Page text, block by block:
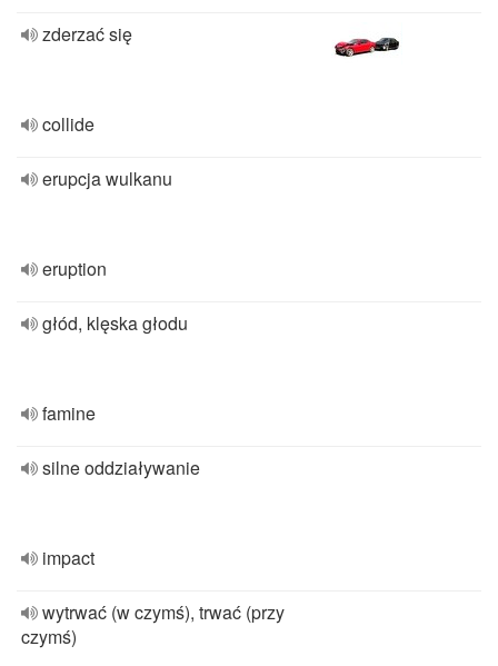
zderzać się
collide
erupcja wulkanu
eruption
głód, klęska głodu
famine
silne oddziaływanie
impact
wytrwać (w czymś), trwać (przy
czymś)